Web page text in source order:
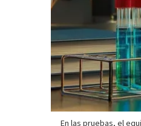
En las pruebas, el